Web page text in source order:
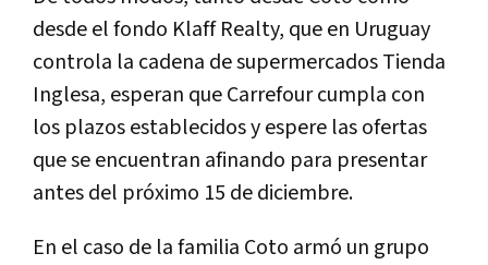
desde el fondo Klaff Realty, que en Uruguay
controla la cadena de supermercados Tienda
Inglesa, esperan que Carrefour cumpla con
los plazos establecidos y espere las ofertas
que se encuentran afinando para presentar
antes del próximo 15 de diciembre.
En el caso de la familia Coto armó un grupo